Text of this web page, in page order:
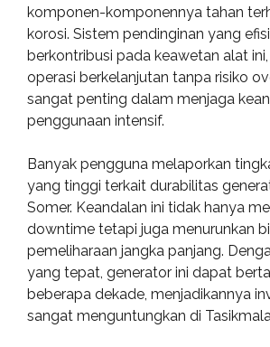
komponen-komponennya tahan
korosi. Sistem pendinginan yang
berkontribusi pada keawetan alat
operasi berkelanjutan tanpa risiko
sangat penting dalam menjaga
penggunaan intensif.
Banyak pengguna melaporkan
yang tinggi terkait durabilitas
Somer. Keandalan ini tidak hanya
downtime tetapi juga menurunkan
pemeliharaan jangka panjang.
yang tepat, generator ini dapat
beberapa dekade, menjadikannya
sangat menguntungkan di